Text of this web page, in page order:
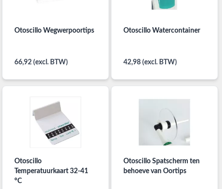
Otoscillo Wegwerpoortips
66,92 (excl. BTW)
Otoscillo Watercontainer
42,98 (excl. BTW)
Otoscillo
Temperatuurkaart 32-41
°C
Otoscillo Spatscherm ten
behoeve van Oortips